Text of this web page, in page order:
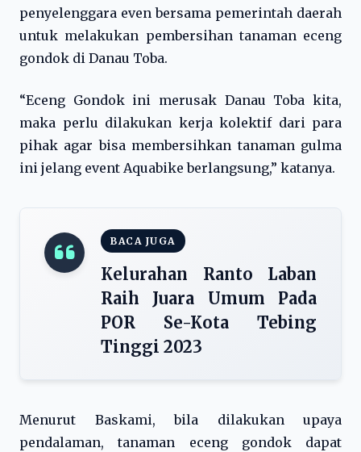
penyelenggara even bersama pemerintah daerah
untuk melakukan pembersihan tanaman eceng
gondok di Danau Toba.
“Eceng Gondok ini merusak Danau Toba kita,
maka perlu dilakukan kerja kolektif dari para
pihak agar bisa membersihkan tanaman gulma
ini jelang event Aquabike berlangsung,” katanya.
BACA JUGA
Kelurahan Ranto Laban
Raih Juara Umum Pada
POR Se-Kota Tebing
Tinggi 2023
Menurut Baskami, bila dilakukan upaya
pendalaman, tanaman eceng gondok dapat